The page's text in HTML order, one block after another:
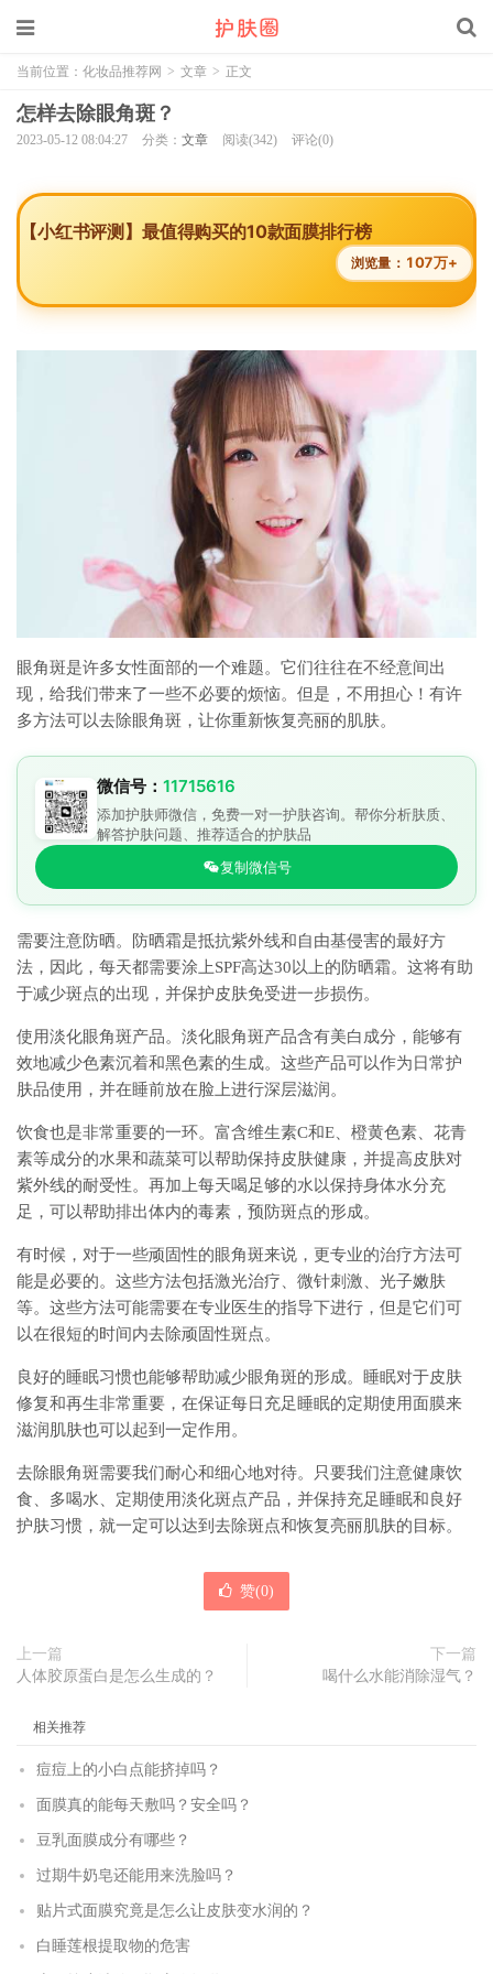
当前位置： 化妆品推荐网 > 文章 > 正文
怎样去除眼角斑？
2023-05-12 08:04:27 分类： 文章 阅读(342) 评论(0)
【小红书评测】最值得购买的10款面膜排行榜
浏览量： 107万+
眼角斑是许多女性面部的一个难题。它们往往在不经意间出
现，给我们带来了一些不必要的烦恼。但是，不用担心！有许
多方法可以去除眼角斑，让你重新恢复亮丽的肌肤。
微信号： 11715616
添加护肤师微信，免费一对一护肤咨询。帮你分析肤质、
解答护肤问题、推荐适合的护肤品
复制微信号
需要注意防晒。防晒霜是抵抗紫外线和自由基侵害的最好方
法，因此，每天都需要涂上SPF高达30以上的防晒霜。这将有助
于减少斑点的出现，并保护皮肤免受进一步损伤。
使用淡化眼角斑产品。淡化眼角斑产品含有美白成分，能够有
效地减少色素沉着和黑色素的生成。这些产品可以作为日常护
肤品使用，并在睡前放在脸上进行深层滋润。
饮食也是非常重要的一环。富含维生素C和E、橙黄色素、花青
素等成分的水果和蔬菜可以帮助保持皮肤健康，并提高皮肤对
紫外线的耐受性。再加上每天喝足够的水以保持身体水分充
足，可以帮助排出体内的毒素，预防斑点的形成。
有时候，对于一些顽固性的眼角斑来说，更专业的治疗方法可
能是必要的。这些方法包括激光治疗、微针刺激、光子嫩肤
等。这些方法可能需要在专业医生的指导下进行，但是它们可
以在很短的时间内去除顽固性斑点。
良好的睡眠习惯也能够帮助减少眼角斑的形成。睡眠对于皮肤
修复和再生非常重要，在保证每日充足睡眠的定期使用面膜来
滋润肌肤也可以起到一定作用。
去除眼角斑需要我们耐心和细心地对待。只要我们注意健康饮
食、多喝水、定期使用淡化斑点产品，并保持充足睡眠和良好
护肤习惯，就一定可以达到去除斑点和恢复亮丽肌肤的目标。
赞(0)
上一篇
人体胶原蛋白是怎么生成的？
下一篇
喝什么水能消除湿气？
相关推荐
痘痘上的小白点能挤掉吗？
面膜真的能每天敷吗？安全吗？
豆乳面膜成分有哪些？
过期牛奶皂还能用来洗脸吗？
贴片式面膜究竟是怎么让皮肤变水润的？
白睡莲根提取物的危害